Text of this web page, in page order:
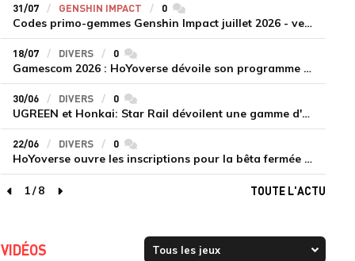
31/07 GENSHIN IMPACT 0commentaires
Codes primo-gemmes Genshin Impact juillet 2026 - version 7.0
18/07 DIVERS 0commentaires
Gamescom 2026 : HoYoverse dévoile son programme et présente deux nouveaux jeux inédits
30/06 DIVERS 0commentaires
UGREEN et Honkai: Star Rail dévoilent une gamme d'accessoires de recharge en édition limitée
22/06 DIVERS 0commentaires
HoYoverse ouvre les inscriptions pour la bêta fermée de Honkai : Nexus Anima
page précédente
1/8
page suivante
TOUTE L'ACTU
VIDÉOS